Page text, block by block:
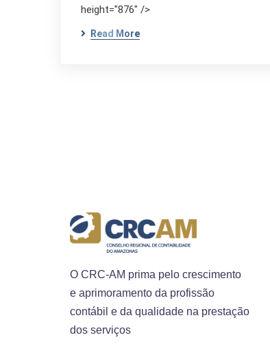
height="876" />
Read More
O CRC-AM prima pelo crescimento
e aprimoramento da profissão
contábil e da qualidade na prestação
dos serviços